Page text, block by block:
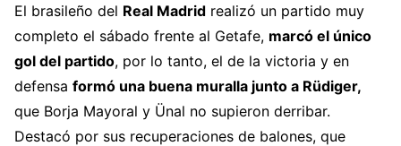
El brasileño del Real Madrid realizó un partido muy
completo el sábado frente al Getafe, marcó el único
gol del partido, por lo tanto, el de la victoria y en
defensa formó una buena muralla junto a Rüdiger,
que Borja Mayoral y Ünal no supieron derribar.
Destacó por sus recuperaciones de balones, que